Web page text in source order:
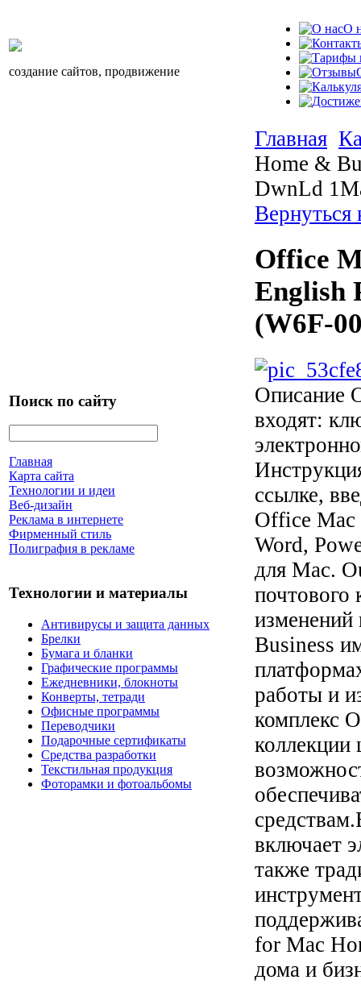
создание сайтов, продвижение
О
Поиск по сайту
Главная
Карта сайта
Технологии и идеи
Веб-дизайн
Реклама в интернете
Фирменный стиль
Полиграфия в рекламе
Технологии и материалы
Антивирусы и защита данных
Брелки
Бумага и бланки
Графические программы
Ежедневники, блокноты
Конверты, тетради
Офисные программы
Переводчики
Подарочные сертификаты
Средства разработки
Текстильная продукция
Фоторамки и фотоальбомы
Главная
Home &
DwnLd
Office
English
(W6F-
Описание
входят:
ссылке,
Office Mac
Word,
для Mac.
почтового
Business
работы и
комплекс
включает
также
for Mac
дома и